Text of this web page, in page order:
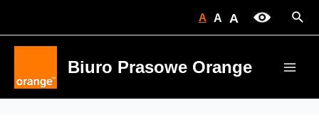
A A A
Biuro Prasowe Orange